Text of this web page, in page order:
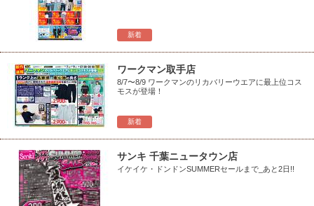
新着
新着
ワークマン取手店
8/7〜8/9 ワークマンのリカバリーウエアに最上位コス
モスが登場！
サンキ 千葉ニュータウン店
イケイケ・ドンドンSUMMERセールまで_あと2日!!